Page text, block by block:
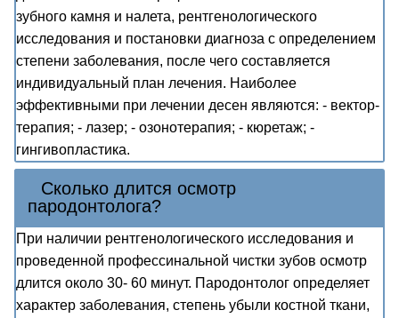
зубного камня и налета, рентгенологического
исследования и постановки диагноза с определением
степени заболевания, после чего составляется
индивидуальный план лечения. Наиболее
эффективными при лечении десен являются: - вектор-
терапия; - лазер; - озонотерапия; - кюретаж; -
гингивопластика.
Сколько длится осмотр
пародонтолога?
При наличии рентгенологического исследования и
проведенной профессинальной чистки зубов осмотр
длится около 30- 60 минут. Пародонтолог определяет
характер заболевания, степень убыли костной ткани,